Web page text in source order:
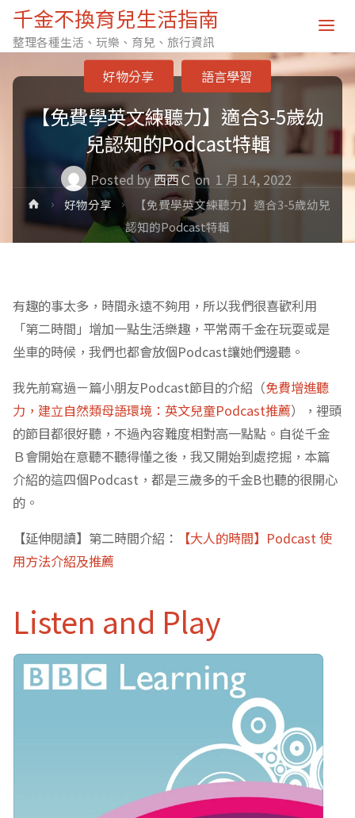
千金不換育兒生活指南
整理各種生活、玩樂、育兒、旅行資訊
【免費學英文練聽力】適合3-5歲幼
兒認知的Podcast特輯
Posted by西西Ｃ on 1 月 14, 2022
好物分享 語言學習
Home好物分享
【免費學英文練聽力】適合3-5歲幼兒
認知的Podcast特輯
有趣的事太多，時間永遠不夠用，所以我們很喜歡利用
「第二時間」增加一點生活樂趣，平常兩千金在玩耍或是
坐車的時候，我們也都會放個Podcast讓她們邊聽。
我先前寫過ㄧ篇小朋友Podcast節目的介紹（免費增進聽
力，建立自然類母語環境：英文兒童Podcast推薦），裡頭
的節目都很好聽，不過內容難度相對高一點點。自從千金
Ｂ會開始在意聽不聽得懂之後，我又開始到處挖掘，本篇
介紹的這四個Podcast，都是三歲多的千金B也聽的很開心
的。
【延伸閱讀】第二時間介紹：
【大人的時間】Podcast 使
用方法介紹及推薦
Listen and Play